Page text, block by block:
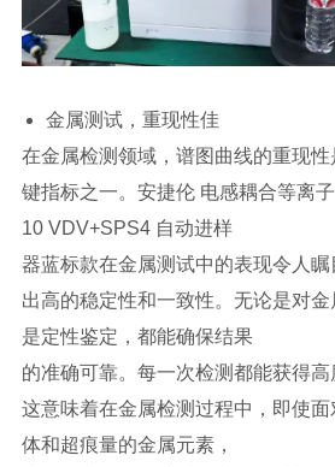
金属测试，重现性佳
在金属检测领域，谱图曲线的重现
键指标之一。安捷伦 电感耦合等离
10 VDV+SPS4 自动进样
器蓝标款在金属测试中的表现令人
出高的稳定性和一致性。无论是对
是定性鉴定，都能确保结果
的准确可靠。每一次检测都能获得高
这意味着在金属检测过程中，即使
体和超痕量的金属元素，